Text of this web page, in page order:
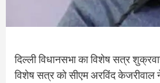
दिल्ली विधानसभा का विशेष सत्र
विशेष सत्र को सीएम अरविंद केजरीवाल